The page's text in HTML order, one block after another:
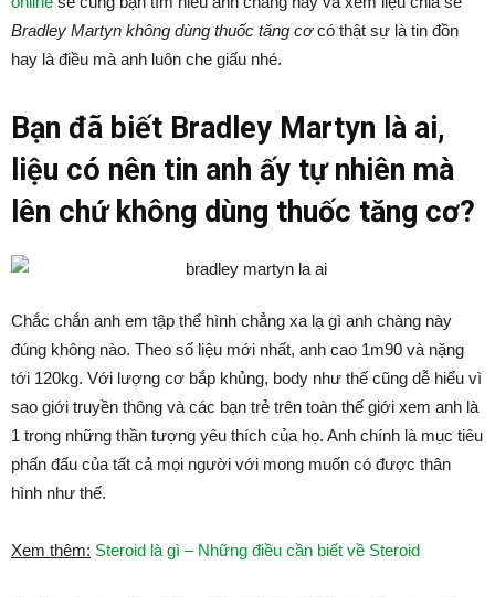
Bradley Martyn không dùng thuốc tăng cơcó thật sự là tin đồn
hay là điều mà anh luôn che giấu nhé.
Bạn đã biết Bradley Martyn là ai,
liệu có nên tin anh ấy tự nhiên mà
lên chứ không dùng thuốc tăng cơ?
Chắc chắn anh em tập thể hình chẳng xa lạ gì anh chàng này
đúng không nào. Theo số liệu mới nhất, anh cao 1m90 và nặng
tới 120kg. Với lượng cơ bắp khủng, body như thế cũng dễ hiểu vì
sao giới truyền thông và các bạn trẻ trên toàn thế giới xem anh là
1 trong những thần tượng yêu thích của họ. Anh chính là mục tiêu
phấn đấu của tất cả mọi người với mong muốn có được thân
hình như thế.
Xem thêm: Steroid là gì – Những điều cần biết về Steroid